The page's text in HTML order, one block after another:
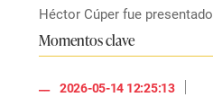
Héctor Cúper fue
Momentos clave
2026-05-14 12:25:13
|